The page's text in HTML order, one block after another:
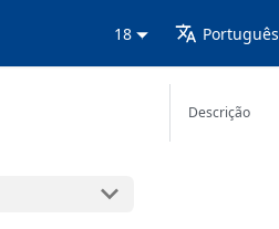
18 Português
Descrição